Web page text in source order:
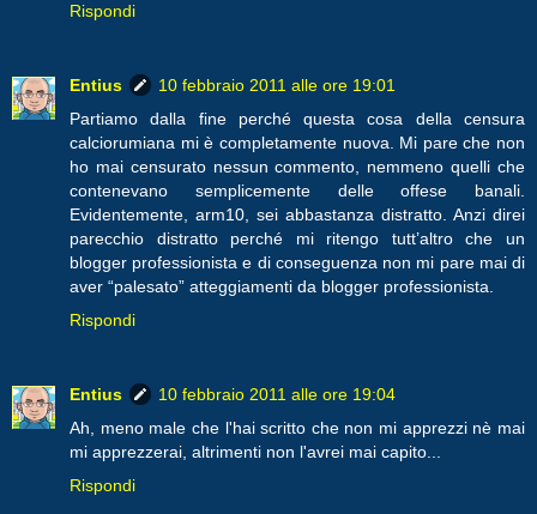
Rispondi
Entius
10 febbraio 2011 alle ore 19:01
Partiamo dalla fine perché questa cosa della censura
calciorumiana mi è completamente nuova. Mi pare che non
ho mai censurato nessun commento, nemmeno quelli che
contenevano semplicemente delle offese banali.
Evidentemente, arm10, sei abbastanza distratto. Anzi direi
parecchio distratto perché mi ritengo tutt’altro che un
blogger professionista e di conseguenza non mi pare mai di
aver “palesato” atteggiamenti da blogger professionista.
Rispondi
Entius
10 febbraio 2011 alle ore 19:04
Ah, meno male che l'hai scritto che non mi apprezzi nè mai
mi apprezzerai, altrimenti non l'avrei mai capito...
Rispondi